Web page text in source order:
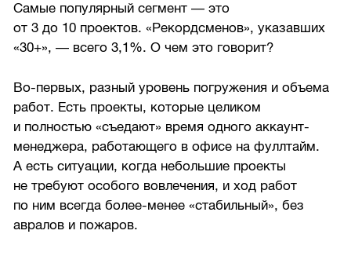
Самые популярный сегмент — это
от 3 до 10 проектов. «Рекордсменов», указавших
«30+», — всего 3,1%. О чем это говорит?
Во-первых, разный уровень погружения и объема
работ. Есть проекты, которые целиком
и полностью «съедают» время одного аккаунт-
менеджера, работающего в офисе на фуллтайм.
А есть ситуации, когда небольшие проекты
не требуют особого вовлечения, и ход работ
по ним всегда более-менее «стабильный», без
авралов и пожаров.